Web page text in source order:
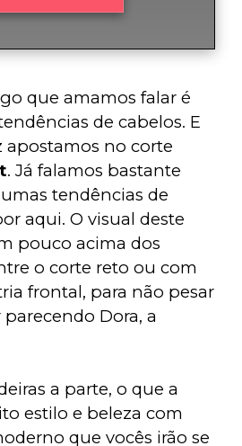
que amamos falar é
de cabelos. E
apostamos no corte
. Já falamos bastante
tendências de
aqui. O visual deste
pouco acima dos
o corte reto ou com
frontal, para não pesar
Dora, a
a parte, o que a
estilo e beleza com
que vocês irão se